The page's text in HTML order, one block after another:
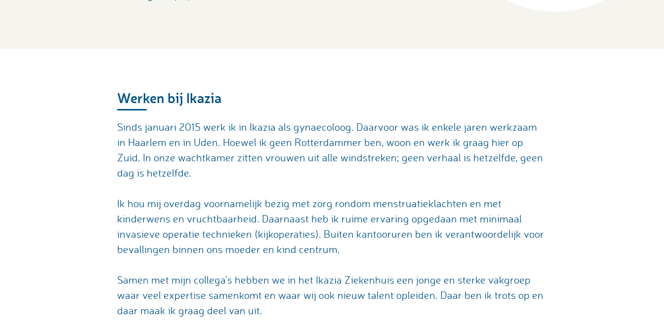
Werken bij Ikazia
Sinds januari 2015 werk ik in Ikazia als gynaecoloog. Daarvoor was ik enkele jaren werkzaam
in Haarlem en in Uden. Hoewel ik geen Rotterdammer ben, woon en werk ik graag hier op
Zuid. In onze wachtkamer zitten vrouwen uit alle windstreken; geen verhaal is hetzelfde, geen
dag is hetzelfde.
Ik hou mij overdag voornamelijk bezig met zorg rondom menstruatieklachten en met
kinderwens en vruchtbaarheid. Daarnaast heb ik ruime ervaring opgedaan met minimaal
invasieve operatie technieken (kijkoperaties). Buiten kantooruren ben ik verantwoordelijk voor
bevallingen binnen ons moeder en kind centrum.
Samen met mijn collega’s hebben we in het Ikazia Ziekenhuis een jonge en sterke vakgroep
waar veel expertise samenkomt en waar wij ook nieuw talent opleiden. Daar ben ik trots op en
daar maak ik graag deel van uit.